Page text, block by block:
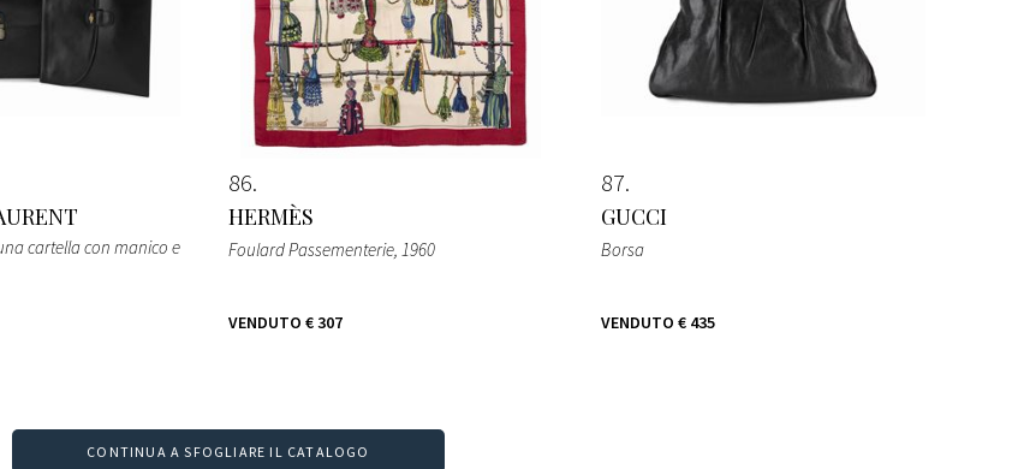
cartella con manico e
86
HERMÈS
Foulard Passementerie, 1960
VENDUTO € 307
87
GUCCI
Borsa
VENDUTO € 435
CONTINUA A SFOGLIARE IL CATALOGO